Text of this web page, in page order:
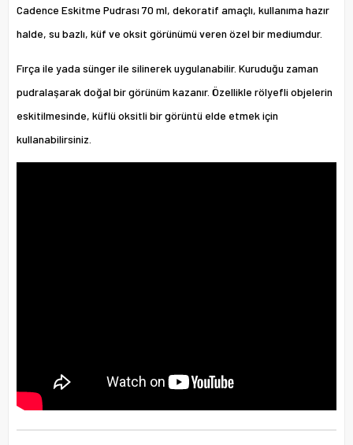
Cadence Eskitme Pudrası 70 ml, dekoratif amaçlı, kullanıma hazır
halde, su bazlı, küf ve oksit görünümü veren özel bir mediumdur.
Fırça ile yada sünger ile silinerek uygulanabilir. Kuruduğu zaman
pudralaşarak doğal bir görünüm kazanır. Özellikle rölyefli objelerin
eskitilmesinde, küflü oksitli bir görüntü elde etmek için
kullanabilirsiniz.